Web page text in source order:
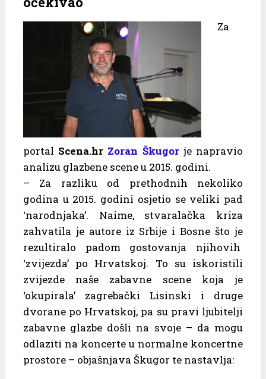
Za
portal Scena.hr Zoran Škugorje napravio
analizu glazbene scene u 2015. godini.
– Za razliku od prethodnih nekoliko
godina u 2015. godini osjetio se veliki pad
‘narodnjaka’. Naime, stvaralačka kriza
zahvatila je autore iz Srbije i Bosne što je
rezultiralo padom gostovanja njihovih
‘zvijezda’ po Hrvatskoj. To su iskoristili
zvijezde naše zabavne scene koja je
‘okupirala’ zagrebački Lisinski i druge
dvorane po Hrvatskoj, pa su pravi ljubitelji
zabavne glazbe došli na svoje – da mogu
odlaziti na koncerte u normalne koncertne
prostore – objašnjava Škugor te nastavlja: